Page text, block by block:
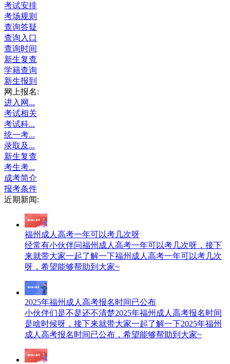
考试安排
考场规则
查询答疑
查询入口
查询时间
新生复查
学籍查询
新生报到
网上报名:
进入网...
考试相关
考试科...
统一考...
录取及...
新生复查
考生考...
成考简介
报考条件
近期新闻:
福州成人高考一年可以考几次呀
经常有小伙伴问福州成人高考一年可以考几次呀，接下
来就带大家一起了解一下福州成人高考一年可以考几次
呀，希望能够帮助到大家~
2025年福州成人高考报名时间已公布
小伙伴们是不是还不清楚2025年福州成人高考报名时间
是啥时候呀，接下来就带大家一起了解一下2025年福州
成人高考报名时间已公布，希望能够帮助到大家~